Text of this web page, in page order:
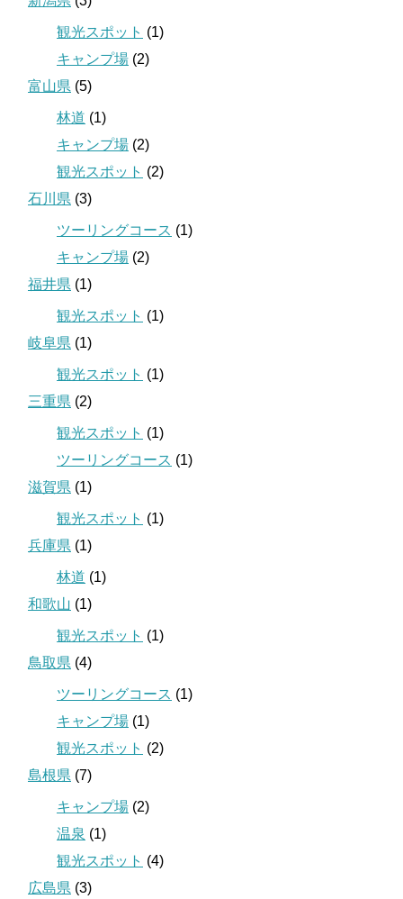
観光スポット (1)
キャンプ場 (2)
富山県 (5)
林道 (1)
キャンプ場 (2)
観光スポット (2)
石川県 (3)
ツーリングコース (1)
キャンプ場 (2)
福井県 (1)
観光スポット (1)
岐阜県 (1)
観光スポット (1)
三重県 (2)
観光スポット (1)
ツーリングコース (1)
滋賀県 (1)
観光スポット (1)
兵庫県 (1)
林道 (1)
和歌山 (1)
観光スポット (1)
鳥取県 (4)
ツーリングコース (1)
キャンプ場 (1)
観光スポット (2)
島根県 (7)
キャンプ場 (2)
温泉 (1)
観光スポット (4)
広島県 (3)